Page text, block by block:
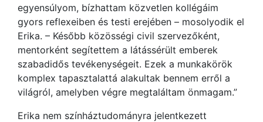
egyensúlyom, bízhattam közvetlen kollégáim
gyors reflexeiben és testi erejében – mosolyodik el
Erika. – Később közösségi civil szervezőként,
mentorként segítettem a látássérült emberek
szabadidős tevékenységeit. Ezek a munkakörök
komplex tapasztalattá alakultak bennem erről a
világról, amelyben végre megtaláltam önmagam.”
Erika nem színháztudományra jelentkezett